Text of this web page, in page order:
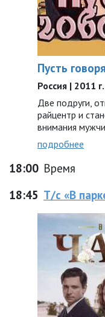
Пусть
Россия | 2011
Две подруги,
райцентр и
внимания
подробнее
18:00 Время
18:45 Т/с «В